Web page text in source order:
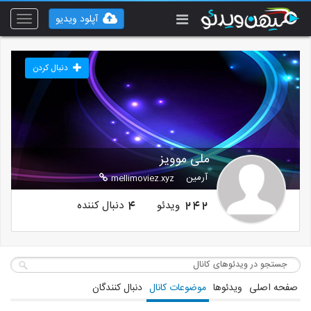
Toggle
آپلود ویدیو
ملی موویز
آرمین mellimoviez.xyz
دنبال کردن
242 ویدئو 4 دنبال کننده
صفحه اصلی ویدئوها موضوعات کانال دنبال کنندگان